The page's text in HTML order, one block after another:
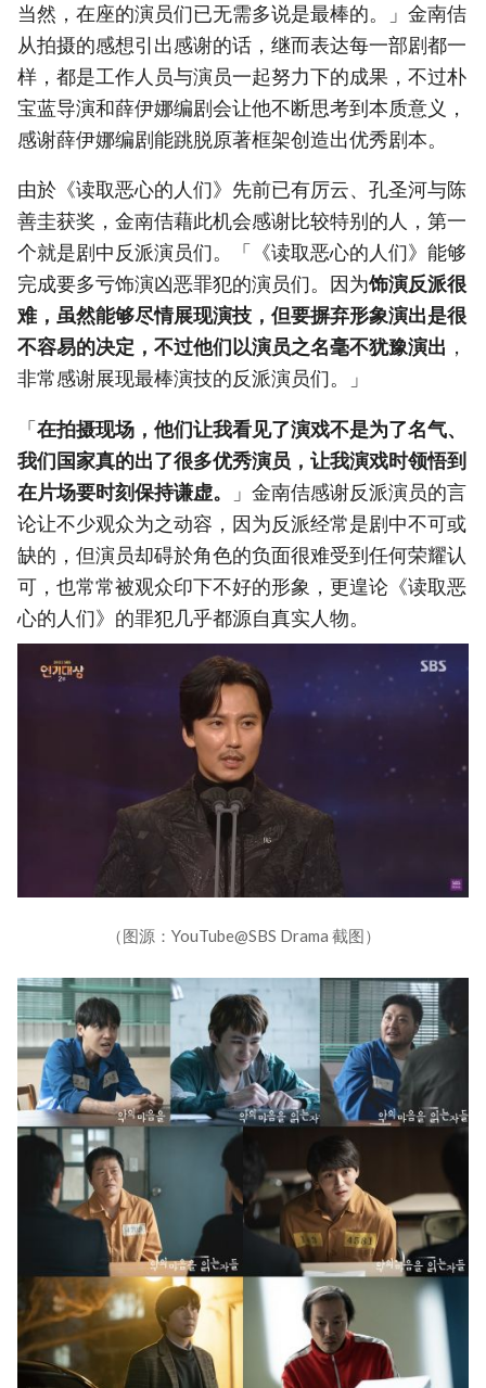
当然，在座的演员们已无需多说是最棒的。」金南佶
从拍摄的感想引出感谢的话，继而表达每一部剧都一
样，都是工作人员与演员一起努力下的成果，不过朴
宝蓝导演和薛伊娜编剧会让他不断思考到本质意义，
感谢薛伊娜编剧能跳脱原著框架创造出优秀剧本。
由於《读取恶心的人们》先前已有厉云、孔圣河与陈
善圭获奖，金南佶藉此机会感谢比较特别的人，第一
个就是剧中反派演员们。「《读取恶心的人们》能够
完成要多亏饰演凶恶罪犯的演员们。因为饰演反派很
难，虽然能够尽情展现演技，但要摒弃形象演出是很
不容易的决定，不过他们以演员之名毫不犹豫演出 ，
非常感谢展现最棒演技的反派演员们。」
「 在拍摄现场，他们让我看见了演戏不是为了名气、
我们国家真的出了很多优秀演员，让我演戏时领悟到
在片场要时刻保持谦虚。
」金南佶感谢反派演员的言
论让不少观众为之动容，因为反派经常是剧中不可或
缺的，但演员却碍於角色的负面很难受到任何荣耀认
可，也常常被观众印下不好的形象，更遑论《读取恶
心的人们》的罪犯几乎都源自真实人物。
（图源：YouTube@SBS Drama 截图）